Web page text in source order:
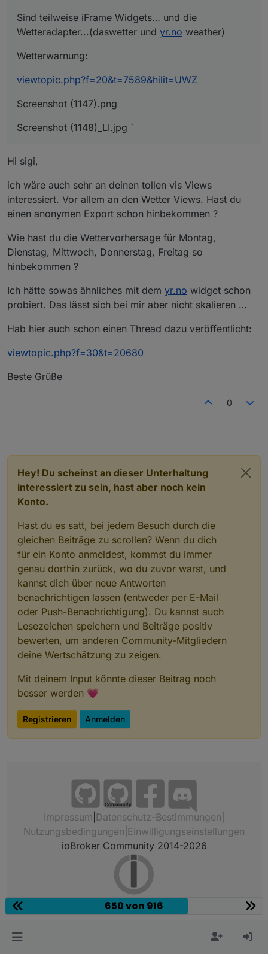
Sind teilweise iFrame Widgets… und die
Wetteradapter...(daswetter und yr.no weather)
Wetterwarnung:
viewtopic.php?f=20&t=7589&hilit=UWZ
Screenshot (1147).png
Screenshot (1148)_LI.jpg `
Hi sigi,
ich wäre auch sehr an deinen tollen vis Views
interessiert. Vor allem an den Wetter Views. Hast du
einen anonymen Export schon hinbekommen ?
Wie hast du die Wettervorhersage für Montag,
Dienstag, Mittwoch, Donnerstag, Freitag so
hinbekommen ?
Ich hätte sowas ähnliches mit dem yr.no widget schon
probiert. Das lässt sich bei mir aber nicht skalieren …
Hab hier auch schon einen Thread dazu veröffentlicht:
viewtopic.php?f=30&t=20680
Beste Grüße
0
Hey! Du scheinst an dieser Unterhaltung
interessiert zu sein, hast aber noch kein
Konto.
Hast du es satt, bei jedem Besuch durch die
gleichen Beiträge zu scrollen? Wenn du dich
für ein Konto anmeldest, kommst du immer
genau dorthin zurück, wo du zuvor warst, und
kannst dich über neue Antworten
benachrichtigen lassen (entweder per E-Mail
oder Push-Benachrichtigung). Du kannst auch
Lesezeichen speichern und Beiträge positiv
bewerten, um anderen Community-Mitgliedern
deine Wertschätzung zu zeigen.
Mit deinem Input könnte dieser Beitrag noch
besser werden 💗
Registrieren Anmelden
Community
Impressum Datenschutz-Bestimmungen
Nutzungsbedingungen Einwilligungseinstellungen
ioBroker Community 2014-2026
650 von 916